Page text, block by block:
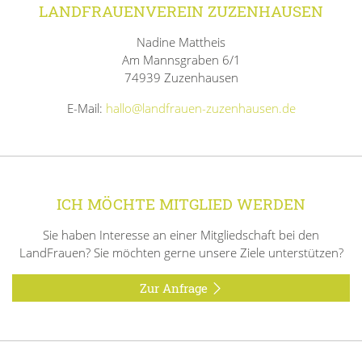
LANDFRAUENVEREIN ZUZENHAUSEN
Nadine Mattheis
Am Mannsgraben 6/1
74939 Zuzenhausen
E-Mail: hallo@landfrauen-zuzenhausen.de
ICH MÖCHTE MITGLIED WERDEN
Sie haben Interesse an einer Mitgliedschaft bei den
LandFrauen? Sie möchten gerne unsere Ziele unterstützen?
Zur Anfrage